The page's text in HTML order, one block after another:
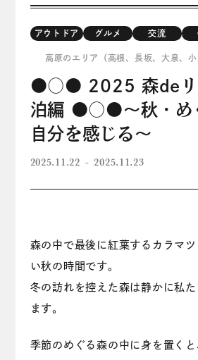
アウトドア グルメ 交流
高原のエリア（高根、長坂、大泉、小
●○● 2025 森deリ
泊編 ●○●～秋・め
自分を感じる～
2025.11.22 2025.11.23
森の中で最後に紅葉するカラマ
い秋の時間です。
冬の訪れを控えた森は静かに私
ます。
季節のめぐる森の中に身を置く